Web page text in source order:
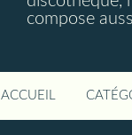
compose
ACCUEIL